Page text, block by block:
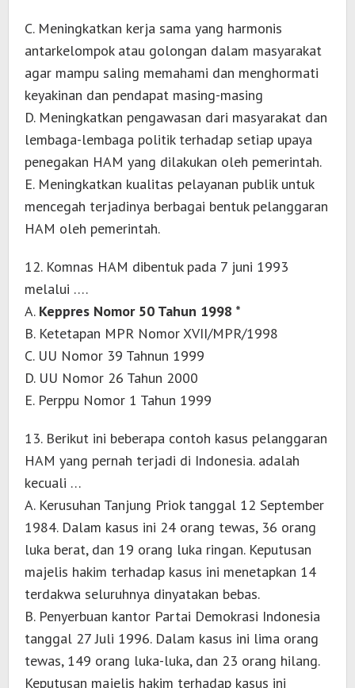
C. Meningkatkan kerja sama yang harmonis
antarkelompok atau golongan dalam masyarakat
agar mampu saling memahami dan menghormati
keyakinan dan pendapat masing-masing
D. Meningkatkan pengawasan dari masyarakat dan
lembaga-lembaga politik terhadap setiap upaya
penegakan HAM yang dilakukan oleh pemerintah.
E. Meningkatkan kualitas pelayanan publik untuk
mencegah terjadinya berbagai bentuk pelanggaran
HAM oleh pemerintah.
12. Komnas HAM dibentuk pada 7 juni 1993
melalui ….
A. Keppres Nomor 50 Tahun 1998 *
B. Ketetapan MPR Nomor XVII/MPR/1998
C. UU Nomor 39 Tahnun 1999
D. UU Nomor 26 Tahun 2000
E. Perppu Nomor 1 Tahun 1999
13. Berikut ini beberapa contoh kasus pelanggaran
HAM yang pernah terjadi di Indonesia. adalah
kecuali …
A. Kerusuhan Tanjung Priok tanggal 12 September
1984. Dalam kasus ini 24 orang tewas, 36 orang
luka berat, dan 19 orang luka ringan. Keputusan
majelis hakim terhadap kasus ini menetapkan 14
terdakwa seluruhnya dinyatakan bebas.
B. Penyerbuan kantor Partai Demokrasi Indonesia
tanggal 27 Juli 1996. Dalam kasus ini lima orang
tewas, 149 orang luka-luka, dan 23 orang hilang.
Keputusan majelis hakim terhadap kasus ini